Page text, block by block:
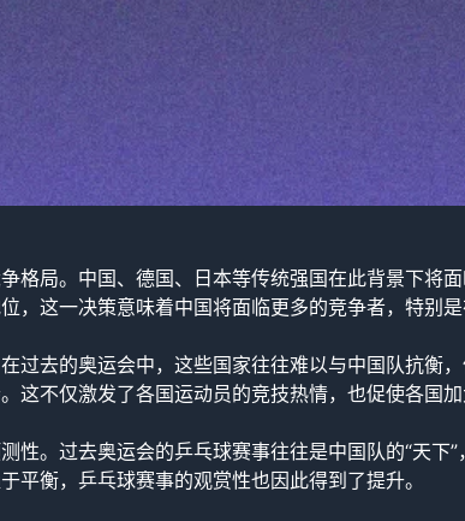
格局。中国、德国、日本等传统强国在此背景下将
，这一决策意味着中国将面临更多的竞争者，特别
过去的奥运会中，这些国家往往难以与中国队抗衡
这不仅激发了各国运动员的竞技热情，也促使各国
性。过去奥运会的乒乓球赛事往往是中国队的“天下
平衡，乒乓球赛事的观赏性也因此得到了提升。